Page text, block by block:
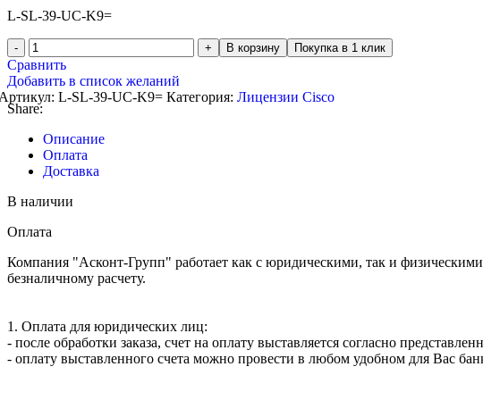
L-SL-39-UC-K9=
В корзину Покупка в 1 клик
Сравнить
Добавить в список желаний
L-SL-39-UC-K9= Категория: Лицензии Cisco
Share:
Описание
Оплата
Доставка
В наличии
Оплата
Компания "Асконт-Групп" работает как с юридическими, так и
безналичному расчету.
1. Оплата для юридических лиц:
- после обработки заказа, счет на оплату выставляется согласно
- оплату выставленного счета можно провести в любом удобном для Вас